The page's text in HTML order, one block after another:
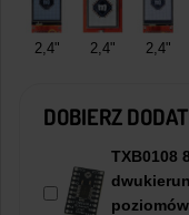
2,4" 2,4" 2,4"
DOBIERZ
TXB0108